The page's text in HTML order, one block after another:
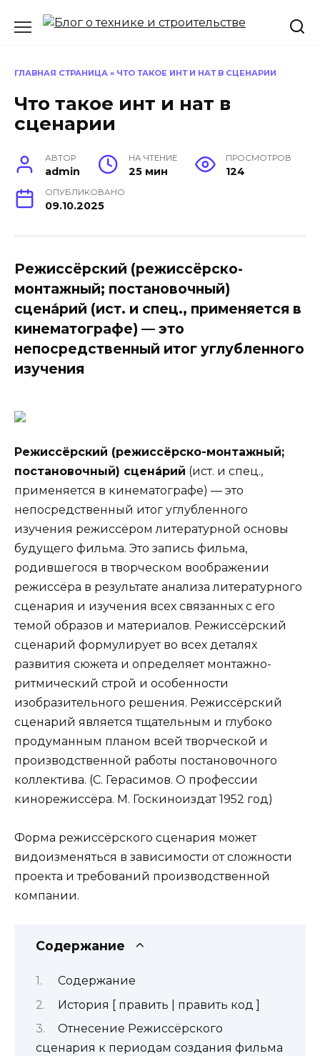
ГЛАВНАЯ СТРАНИЦА » ЧТО ТАКОЕ ИНТ И НАТ В СЦЕНАРИИ
Что такое инт и нат в
сценарии
АВТОР
admin
НА ЧТЕНИЕ
25 мин
ПРОСМОТРОВ
124
ОПУБЛИКОВАНО
09.10.2025
Режиссёрский (режиссёрско-
монтажный; постановочный)
сцена́рий (ист. и спец., применяется в
кинематографе) — это
непосредственный итог углубленного
изучения
Режиссёрский (режиссёрско-монтажный;
постановочный) сцена́рий (ист. и спец.,
применяется в кинематографе) — это
непосредственный итог углубленного
изучения режиссёром литературной основы
будущего фильма. Это запись фильма,
родившегося в творческом воображении
режиссёра в результате анализа литературного
сценария и изучения всех связанных с его
темой образов и материалов. Режиссёрский
сценарий формулирует во всех деталях
развития сюжета и определяет монтажно-
ритмический строй и особенности
изобразительного решения. Режиссёрский
сценарий является тщательным и глубоко
продуманным планом всей творческой и
производственной работы постановочного
коллектива. (С. Герасимов. О профессии
кинорежиссёра. М. Госкиноиздат 1952 год)
Форма режиссёрского сценария может
видоизменяться в зависимости от сложности
проекта и требований производственной
компании.
Содержание
Содержание
История [ править | править код ]
Отнесение Режиссёрского
сценария к периодам создания фильма